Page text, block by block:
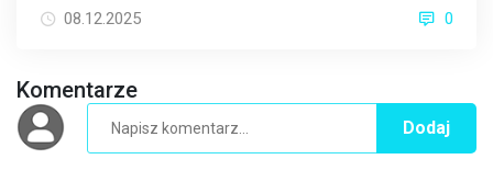
08.12.2025 0
Komentarze
Dodaj